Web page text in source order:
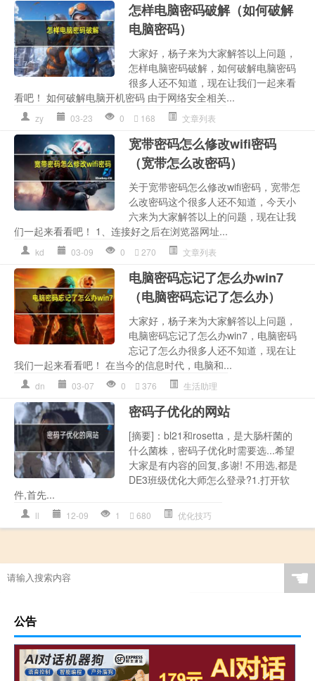
怎样电脑密码破解（如何破解
电脑密码）
大家好，杨子来为大家解答以上问题，
怎样电脑密码破解，如何破解电脑密码
很多人还不知道，现在让我们一起来看
看吧！ 如何破解电脑开机密码 由于网络安全相关...
zy 03-23 0 168 文章列表
宽带密码怎么修改wifi密码
（宽带怎么改密码）
关于宽带密码怎么修改wifi密码，宽带怎
么改密码这个很多人还不知道，今天小
六来为大家解答以上的问题，现在让我
们一起来看看吧！ 1、连接好之后在浏览器网址...
kd 03-09 0 270 文章列表
电脑密码忘记了怎么办win7
（电脑密码忘记了怎么办）
大家好，杨子来为大家解答以上问题，
电脑密码忘记了怎么办win7，电脑密码
忘记了怎么办很多人还不知道，现在让
我们一起来看看吧！ 在当今的信息时代，电脑和...
dn 03-07 0 376 生活助理
密码子优化的网站
[摘要]：bl21和rosetta，是大肠杆菌的
什么菌株，密码子优化时需要选...希望
大家是有内容的回复,多谢! 不用选,都是
DE3班级优化大师怎么登录?1.打开软
件,首先...
ll 12-09 1 680 优化技巧
☚
公告